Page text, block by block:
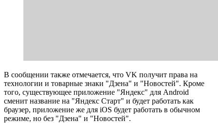
В сообщении также отмечается, что VK получит права на
технологии и товарные знаки "Дзена" и "Новостей". Кроме
того, существующее приложение "Яндекс" для Android
сменит название на "Яндекс Старт" и будет работать как
браузер, приложение же для iOS будет работать в обычном
режиме, но без "Дзена" и "Новостей".